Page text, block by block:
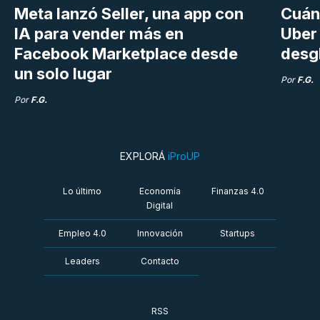
Meta lanzó Seller, una app con
IA para vender más en
Facebook Marketplace desde
un solo lugar
Por F.G.
Por F.G.
EXPLORÁ iProUP
Lo último
Economía
Digital
Finanzas 4.0
Empleo 4.0 Innovación Startups
Leaders Contacto
RSS